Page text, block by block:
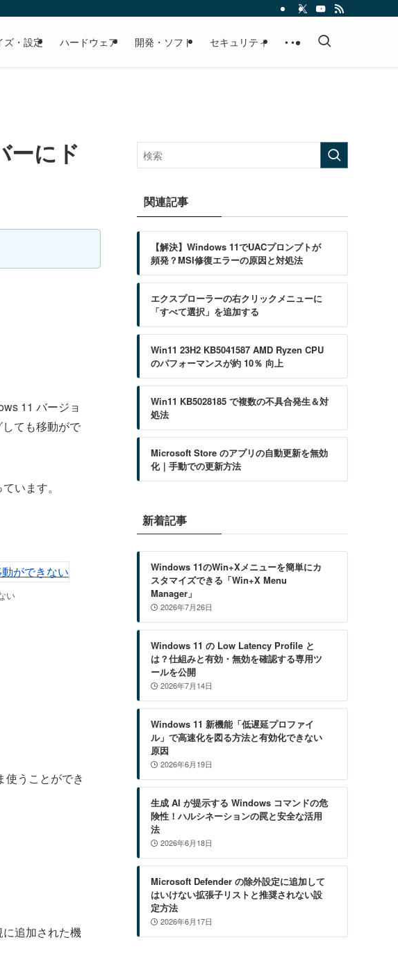
ズ・設定 ハードウェア 開発・ソフト セキュリティ • • •
ーにド
11 バージョ
ても移動がで
います。
い
使うことができ
追加された機
関連記事
【解決】Windows 11でUACプロンプトが
頻発？MSI修復エラーの原因と対処法
エクスプローラーの右クリックメニューに
「すべて選択」を追加する
Win11 23H2 KB5041587 AMD Ryzen CPU
のパフォーマンスが約 10％ 向上
Win11 KB5028185 で複数の不具合発生＆対
処法
Microsoft Store のアプリの自動更新を無効
化｜手動での更新方法
新着記事
Windows 11のWin+Xメニューを簡単にカ
スタマイズできる「Win+X Menu
Manager」
2026年7月26日
Windows 11 の Low Latency Profile と
は？仕組みと有効・無効を確認する専用ツ
ールを公開
2026年7月14日
Windows 11 新機能「低遅延プロファイ
ル」で高速化を図る方法と有効化できない
原因
2026年6月19日
生成 AI が提示する Windows コマンドの危
険性！ハルシネーションの罠と安全な活用
法
2026年6月18日
Microsoft Defender の除外設定に追加して
はいけない拡張子リストと推奨されない設
定方法
2026年6月17日